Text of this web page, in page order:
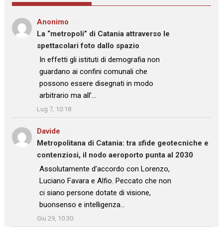
Anonimo
La “metropoli” di Catania attraverso le
spettacolari foto dallo spazio
: “
In effetti gli istituti di demografia non
guardano ai confini comunali che
possono essere disegnati in modo
arbitrario ma all’…
”
Lug 7, 10:18
Davide
Metropolitana di Catania: tra sfide geotecniche e
contenziosi, il nodo aeroporto punta al 2030
: “
Assolutamente d’accordo con Lorenzo,
Luciano Favara e Alfio. Peccato che non
ci siano persone dotate di visione,
buonsenso e intelligenza…
”
Giu 29, 10:30